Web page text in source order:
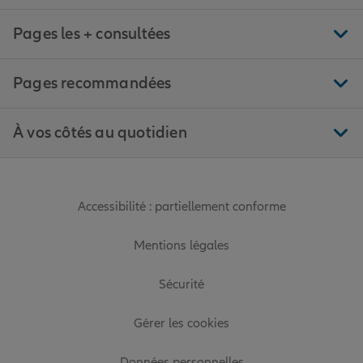
Pages les + consultées
Pages recommandées
À vos côtés au quotidien
Accessibilité : partiellement conforme
Mentions légales
Sécurité
Gérer les cookies